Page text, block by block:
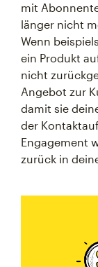
mit
länger nicht
Wenn
ein Produkt
nicht
Angebot zur
damit sie
der
Engagement
zurück in